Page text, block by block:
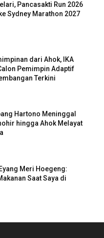
Pancasakti Run 2026
Sydney Marathon 2027
dari Ahok, IKA
Pemimpin Adaptif
Terkini
Hartono Meninggal
hingga Ahok Melayat
Meri Hoegeng:
Saat Saya di